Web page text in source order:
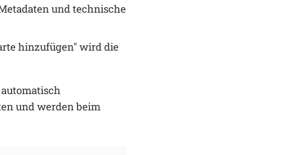
und technische
hinzufügen" wird die
und werden beim